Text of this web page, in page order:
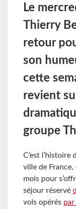
Le
Thierry
retour
son
cette
revient
groupe
C’est l’histoire
ville de
mois pour
séjour réservé
vols opérés